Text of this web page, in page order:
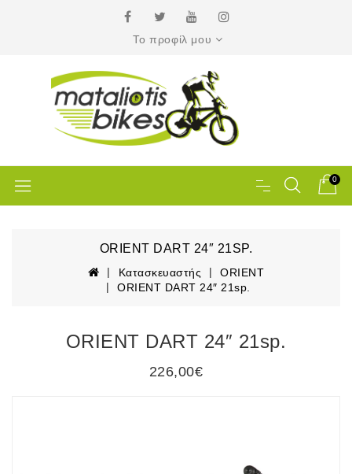
Το προφίλ μου
0
ORIENT DART 24″ 21SP.
Κατασκευαστής
ORIENT
ORIENT DART 24″ 21sp.
ORIENT DART 24″ 21sp.
226,00€